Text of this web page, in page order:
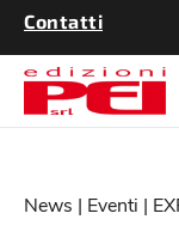
Contatti
News | Eventi |